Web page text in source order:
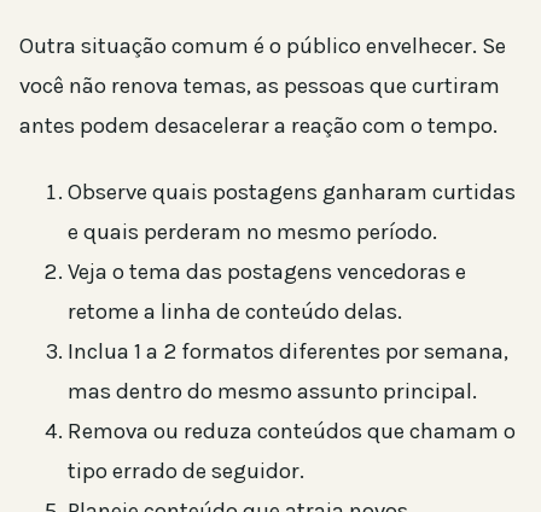
Outra situação comum é o público envelhecer. Se
você não renova temas, as pessoas que curtiram
antes podem desacelerar a reação com o tempo.
Observe quais postagens ganharam curtidas
e quais perderam no mesmo período.
Veja o tema das postagens vencedoras e
retome a linha de conteúdo delas.
Inclua 1 a 2 formatos diferentes por semana,
mas dentro do mesmo assunto principal.
Remova ou reduza conteúdos que chamam o
tipo errado de seguidor.